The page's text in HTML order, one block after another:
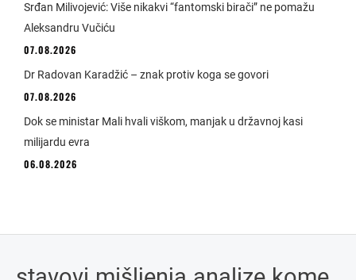
Srđan Milivojević: Više nikakvi “fantomski birači” ne pomažu
Aleksandru Vučiću
07.08.2026
Dr Radovan Karadžić – znak protiv koga se govori
07.08.2026
Dok se ministar Mali hvali viškom, manjak u državnoj kasi
milijardu evra
06.08.2026